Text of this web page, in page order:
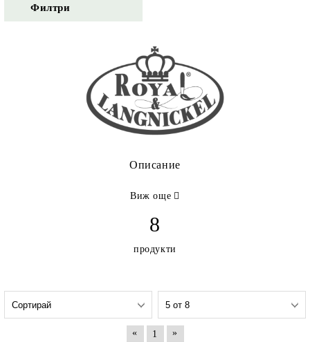
Филтри
Описание
Виж още
8
продукти
« 1
»